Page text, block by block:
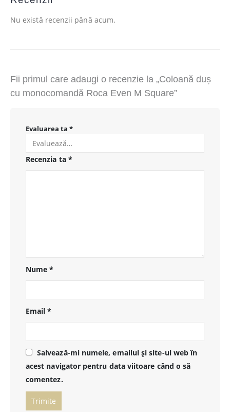
Nu există recenzii până acum.
Fii primul care adaugi o recenzie la „Coloană duș
cu monocomandă Roca Even M Square”
Evaluarea ta *
Recenzia ta *
Nume*
Email*
Salvează-mi numele, emailul și site-ul web în
acest navigator pentru data viitoare când o să
comentez.